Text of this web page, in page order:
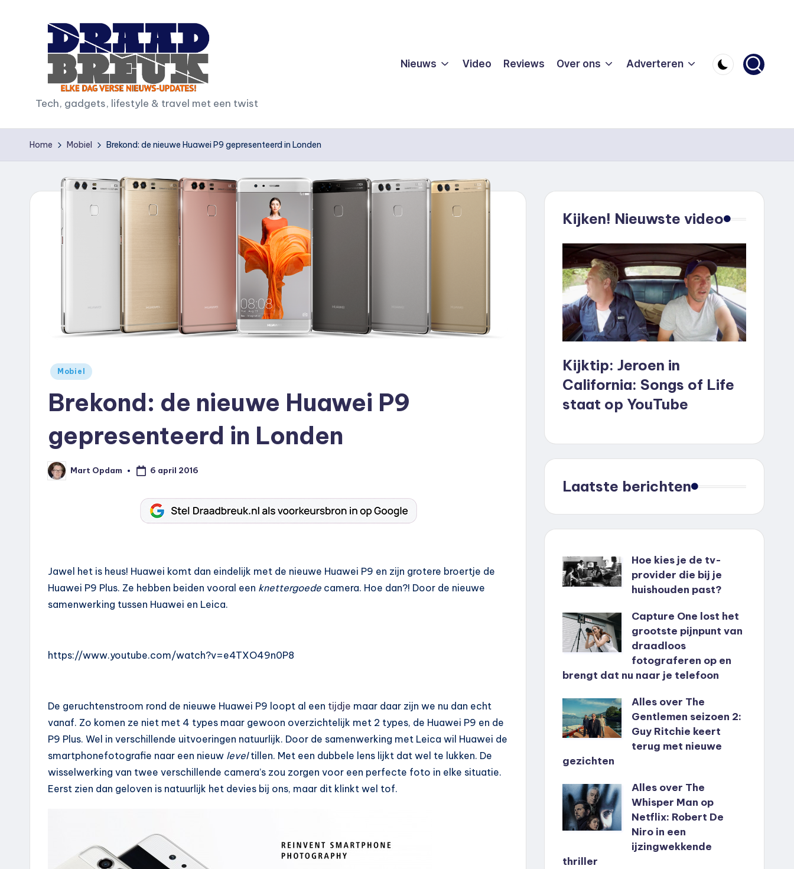
D
r
a
Tech, gadgets, lifestyle & travel met een twist
Nieuws Video Reviews Over ons Adverteren
Home Mobiel Brekond: de nieuwe Huawei P9 gepresenteerd in Londen
Geplaatst
Mobiel
Brekond: de nieuwe Huawei P9
gepresenteerd in Londen
Geplaatst
door
Mart Opdam 6 april 2016
Jawel het is heus! Huawei komt dan eindelijk met de nieuwe Huawei P9 en zijn grotere broertje de
Huawei P9 Plus. Ze hebben beiden vooral een knettergoede camera. Hoe dan?! Door de nieuwe
samenwerking tussen Huawei en Leica.
https://www.youtube.com/watch?v=e4TXO49n0P8
De geruchtenstroom rond de nieuwe Huawei P9 loopt al een tijdje maar daar zijn we nu dan echt
vanaf. Zo komen ze niet met 4 types maar gewoon overzichtelijk met 2 types, de Huawei P9 en de
P9 Plus. Wel in verschillende uitvoeringen natuurlijk. Door de samenwerking met Leica wil Huawei de
smartphonefotografie naar een nieuw leveltillen. Met een dubbele lens lijkt dat wel te lukken. De
wisselwerking van twee verschillende camera’s zou zorgen voor een perfecte foto in elke situatie.
Eerst zien dan geloven is natuurlijk het devies bij ons, maar dit klinkt wel tof.
Kijken! Nieuwste video
Kijktip: Jeroen in
California: Songs of Life
staat op YouTube
Laatste berichten
Hoe kies je de tv-
provider die bij je
huishouden past?
Capture One lost het
grootste pijnpunt van
draadloos
fotograferen op en
brengt dat nu naar je telefoon
Alles over The
Gentlemen seizoen 2:
Guy Ritchie keert
terug met nieuwe
gezichten
Alles over The
Whisper Man op
Netflix: Robert De
Niro in een
ijzingwekkende
thriller